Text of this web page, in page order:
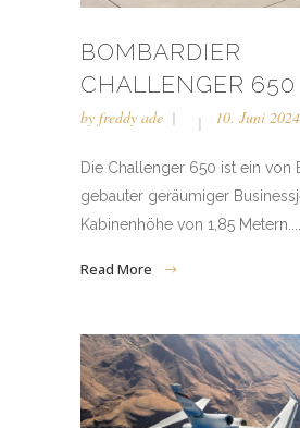
BOMBARDIER
CHALLENGER 650
by freddy ade 10. Juni 2024
Die Challenger 650 ist ein von
gebauter geräumiger
Kabinenhöhe von 1,85 Metern....
Read More